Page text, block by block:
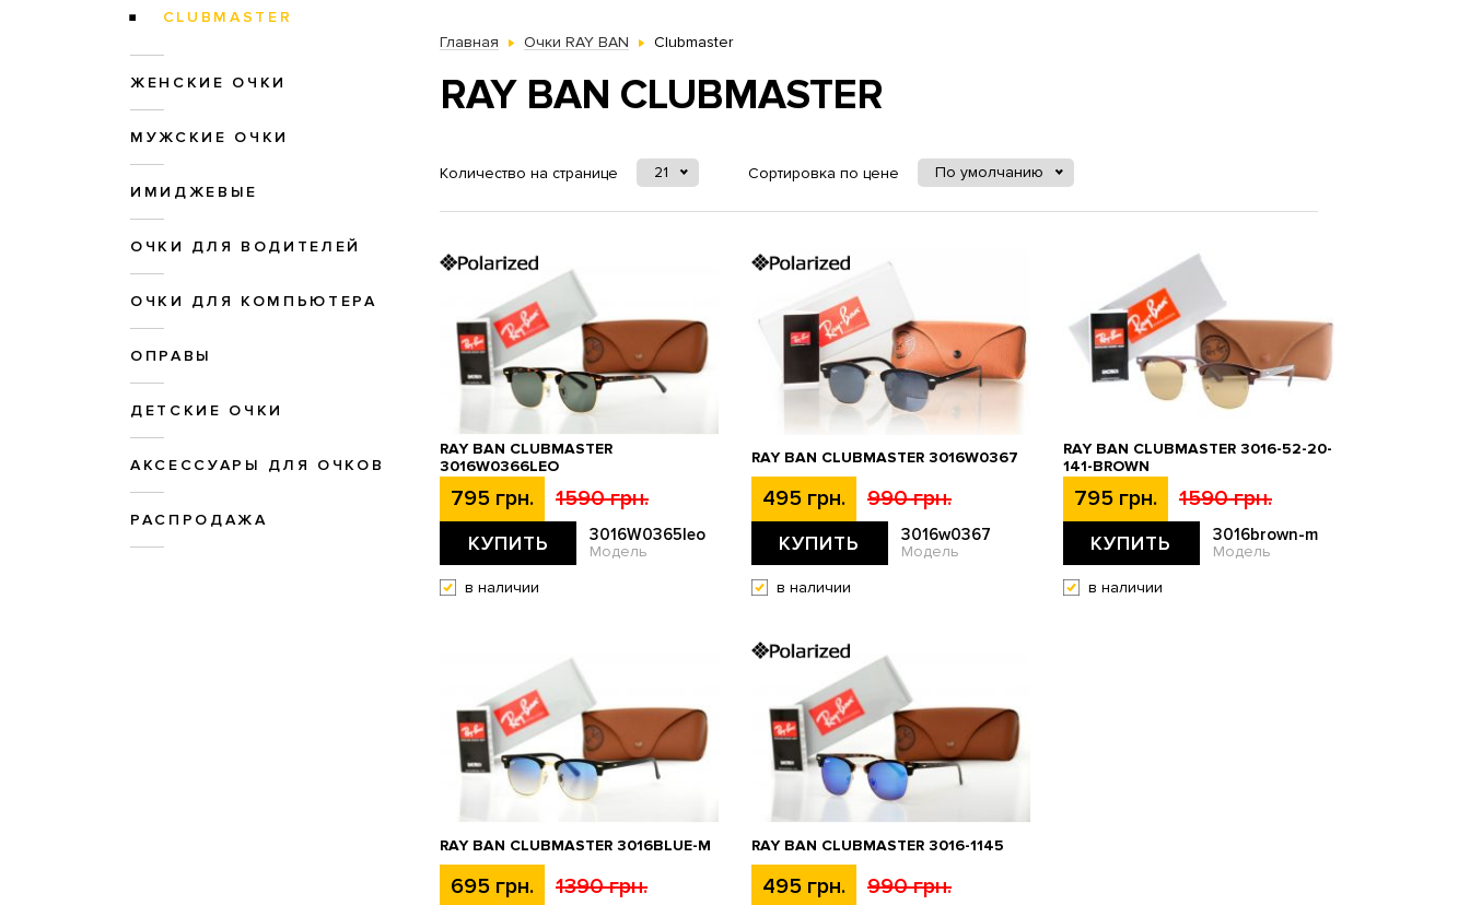
CLUBMASTER
ЖЕНСКИЕ ОЧКИ
МУЖСКИЕ ОЧКИ
ИМИДЖЕВЫЕ
ОЧКИ ДЛЯ ВОДИТЕЛЕЙ
ОЧКИ ДЛЯ КОМПЬЮТЕРА
ОПРАВЫ
ДЕТСКИЕ ОЧКИ
АКСЕССУАРЫ ДЛЯ ОЧКОВ
РАСПРОДАЖА
Главная Очки RAY BAN Clubmaster
RAY BAN CLUBMASTER
Количество на странице 21 Сортировка по цене По умолчанию
RAY BAN CLUBMASTER
3016W0366LEO
795 грн. 1590 грн.
КУПИТЬ 3016W0365leo
Модель
в наличии
RAY BAN CLUBMASTER 3016W0367
495 грн. 990 грн.
КУПИТЬ 3016w0367
Модель
в наличии
RAY BAN CLUBMASTER 3016-52-20-
141-BROWN
795 грн. 1590 грн.
КУПИТЬ 3016brown-m
Модель
в наличии
RAY BAN CLUBMASTER 3016BLUE-M
695 грн. 1390 грн.
RAY BAN CLUBMASTER 3016-1145
495 грн. 990 грн.